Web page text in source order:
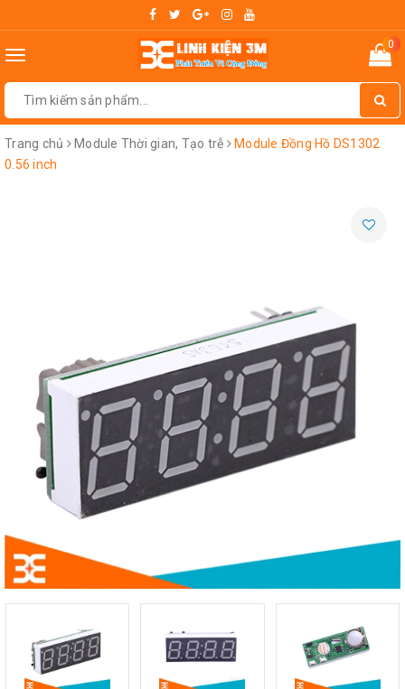
Toggle
0
Trang chủ Module Thời gian, Tạo trễ
Module Đồng Hồ DS1302
0.56 inch